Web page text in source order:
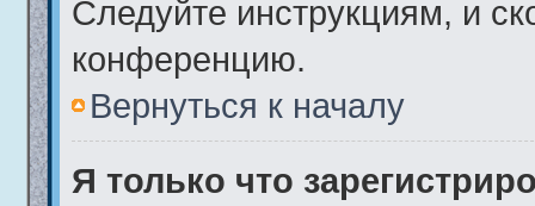
Следуйте инструкциям, и
конференцию.
Вернуться к началу
Я только что